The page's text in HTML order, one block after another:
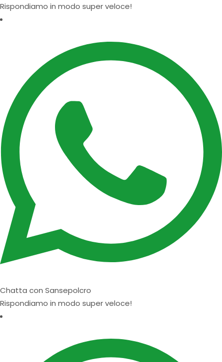
Rispondiamo in modo super veloce!
Chatta con Sansepolcro
Rispondiamo in modo super veloce!